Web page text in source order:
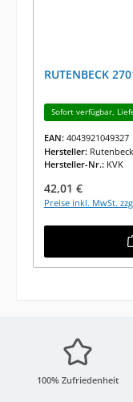
RUTENBECK
Sofort verfügbar,
EAN: 4043921049327
Hersteller: Rutenbeck
Hersteller-Nr.: KVK
Regulärer Preis:
42,01 €
Preise inkl. MwSt.
100% Zufriedenheit